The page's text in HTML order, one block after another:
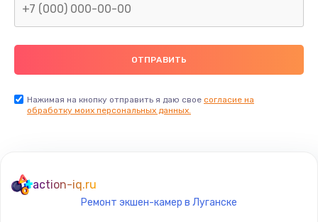
Нажимая на кнопку отправить я даю свое согласие на
обработку моих персональных данных.
action-iq.ru
Ремонт экшен-камер в Луганске